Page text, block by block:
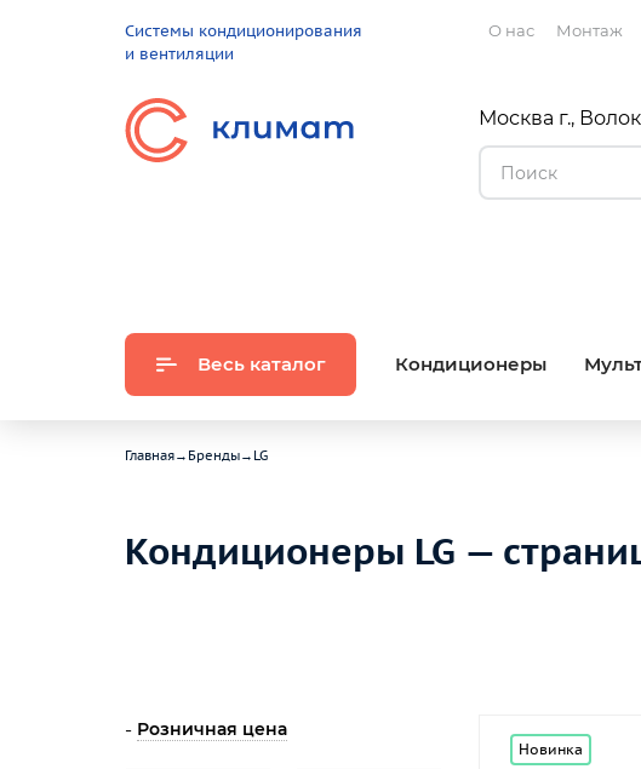
Системы кондиционирования
и вентиляции
О нас Монтаж
Москва г.,
Весь каталог Кондиционеры
Главная→ Бренды→ LG
Кондиционеры LG —
Розничная цена
Новинка